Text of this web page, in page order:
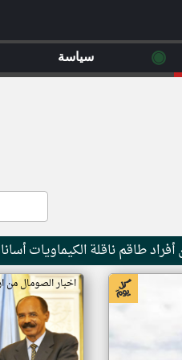
طاقم ناقلة الكيماويات
اخبار الصومال من
◉ سياسة